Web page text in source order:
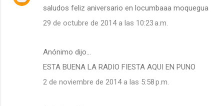
saludos feliz aniversario en locumbaaa moquegua
29 de octubre de 2014 a las 10:23 a.m.
Anónimo dijo…
ESTA BUENA LA RADIO FIESTA AQUI EN PUNO
2 de noviembre de 2014 a las 5:58 p.m.